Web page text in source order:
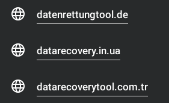
datenrettungtool.de
datarecovery.in.ua
datarecoverytool.com.tr